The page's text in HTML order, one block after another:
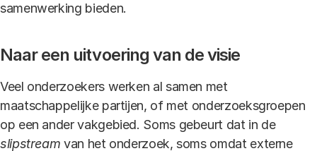
samenwerking bieden.
Naar een uitvoering van de visie
Veel onderzoekers werken al samen met
maatschappelijke partijen, of met onderzoeksgroepen
op een ander vakgebied. Soms gebeurt dat in de
slipstream van het onderzoek, soms omdat externe